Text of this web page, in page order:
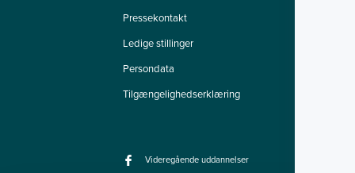
Pressekontakt
Ledige stillinger
Persondata
Tilgængelighedserklæring
Videregående uddannelser